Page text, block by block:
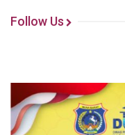
Follow Us